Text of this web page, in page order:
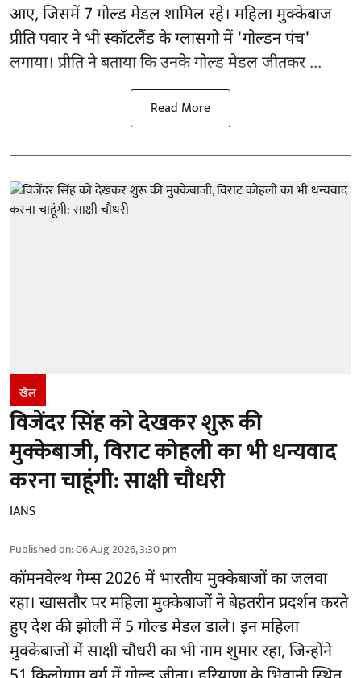
आए, जिसमें 7 गोल्ड मेडल शामिल रहे। महिला मुक्केबाज
प्रीति पवार ने भी स्कॉटलैंड के ग्लासगो में 'गोल्डन पंच'
लगाया। प्रीति ने बताया कि उनके गोल्ड मेडल जीतकर ...
Read More
खेल
विजेंदर सिंह को देखकर शुरू की
मुक्केबाजी, विराट कोहली का भी धन्यवाद
करना चाहूंगी: साक्षी चौधरी
IANS
Published on:06 Aug 2026, 3:30 pm
कॉमनवेल्थ गेम्स 2026 में भारतीय मुक्केबाजों का जलवा
रहा। खासतौर पर महिला मुक्केबाजों ने बेहतरीन प्रदर्शन करते
हुए देश की झोली में 5 गोल्ड मेडल डाले। इन महिला
मुक्केबाजों में साक्षी चौधरी का भी नाम शुमार रहा, जिन्होंने